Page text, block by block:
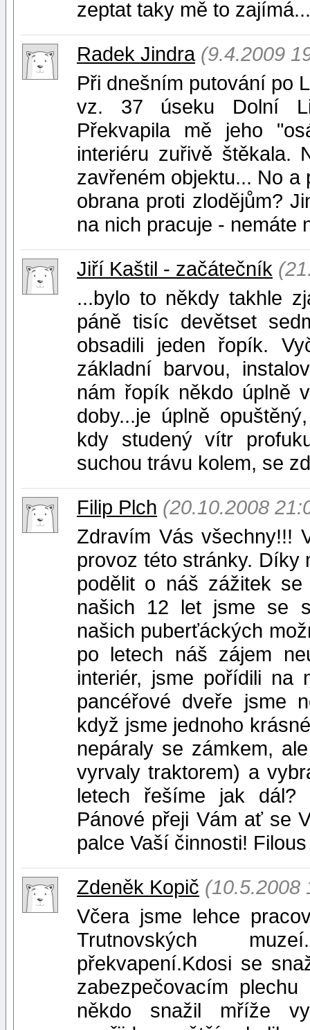
zeptat taky mě to zajímá...
Radek Jindra (9.4.2009
Při dnešním putování po
vz. 37 úseku Dolní
Překvapila mě jeho
interiéru zuřivě štěkala.
zavřeném objektu... No
obrana proti zlodějům?
na nich pracuje - nemáte
Jiří Kaštil - začátečník
...bylo to někdy takhle
páně tisíc devětset
obsadili jeden řopík.
základní barvou,
nám řopík někdo úplně
doby...je úplně
kdy studený vítr
suchou trávu kolem, se
Filip Plch (20.10.2008
Zdravím Vás všechny!!!
provoz této stránky. Díky
podělit o náš zážitek
našich 12 let jsme se
našich puberťáckých
po letech náš zájem
interiér, jsme pořídili na
pancéřové dveře jsme
když jsme jednoho
nepáraly se zámkem,
vyrvaly traktorem) a
letech řešíme jak dál?
Pánové přeji Vám ať se
palce Vaší činnosti! Filous
Zdeněk Kopič (10.5.2008
Včera jsme lehce
Trutnovských
překvapení.Kdosi se
zabezpečovacím
někdo snažil mříže